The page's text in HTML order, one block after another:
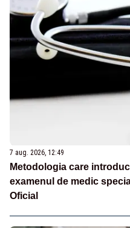
7 aug. 2026, 12:49
Metodologia care
examenul de medic
Oficial